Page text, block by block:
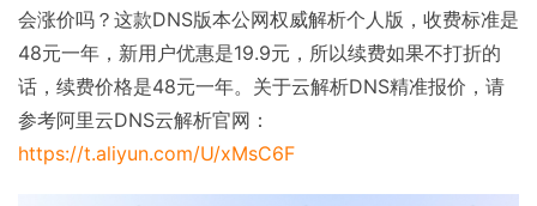
会涨价吗？这款DNS版本公网权威解析个人版，收费标准是
48元一年，新用户优惠是19.9元，所以续费如果不打折的
话，续费价格是48元一年。关于云解析DNS精准报价，请
参考阿里云DNS云解析官网：
https://t.aliyun.com/U/xMsC6F